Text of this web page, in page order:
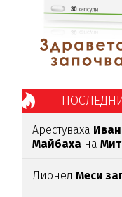
Арестуваха
Майбаха на
Лионел Меси